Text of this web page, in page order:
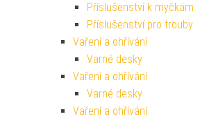
Příslušenství k myčkám
Příslušenství pro trouby
Vaření a ohřívání
Varné desky
Vaření a ohřívání
Varné desky
Vaření a ohřívání